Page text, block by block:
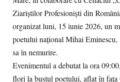
Ziariștilor Profesioniști din
organizat luni, 15 iunie 2026, un
poetului național Mihai Eminescu,
sa în nemurire.
Evenimentul a debutat la ora
flori la bustul poetului, aflat în